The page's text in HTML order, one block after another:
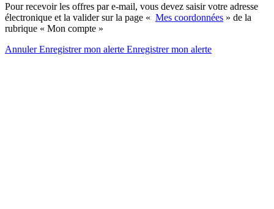
Pour recevoir les offres par e-mail, vous devez saisir votre adresse
électronique et la valider sur la page « Mes coordonnées » de la
rubrique « Mon compte »
AnnulerEnregistrer mon alerte Enregistrermon alerte